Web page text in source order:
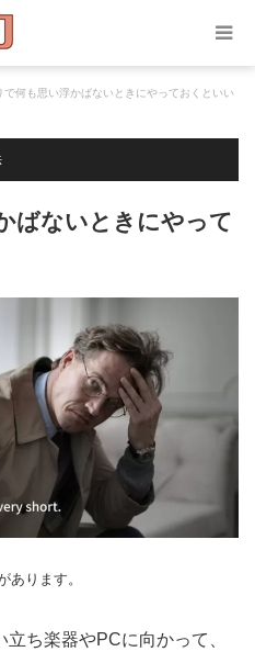
で何も思い浮かばないときにやっておくといい
ばないときにやって
あります。
ち楽器やPCに向かって、